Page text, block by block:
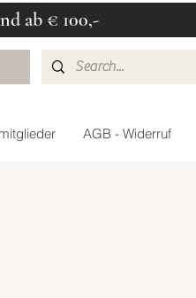
ab € 100,-
AGB - Widerruf